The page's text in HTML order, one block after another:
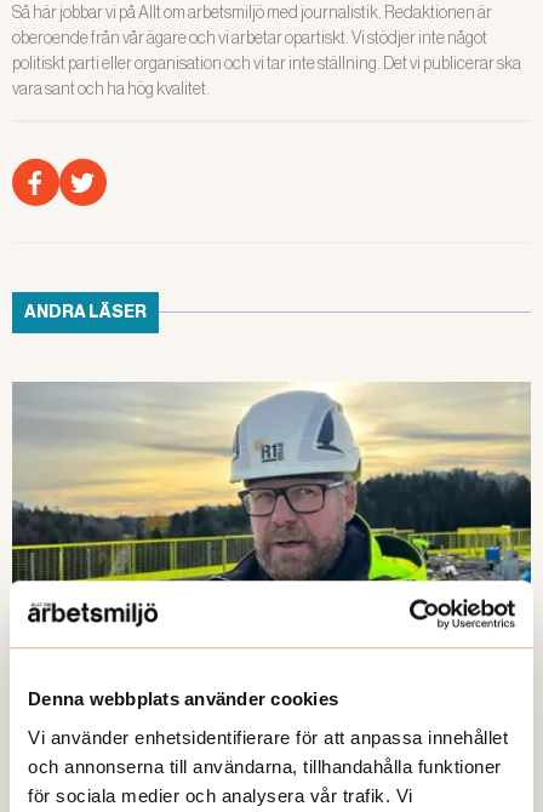
Denna webbplats använder cookies
Vi använder enhetsidentifierare för att anpassa innehållet
och annonserna till användarna, tillhandahålla funktioner
för sociala medier och analysera vår trafik. Vi
Så här jobbar vi på Allt om arbetsmiljö med journalistik. Redaktionen är
oberoende från vår ägare och vi arbetar opartiskt. Vi stödjer inte något
politiskt parti eller organisation och vi tar inte ställning. Det vi publicerar ska
vara sant och ha hög kvalitet.
ANDRA LÄSER
NYHETER
Prisas för sitt arbetsmiljöarbete
Publicerad:2026-06-03